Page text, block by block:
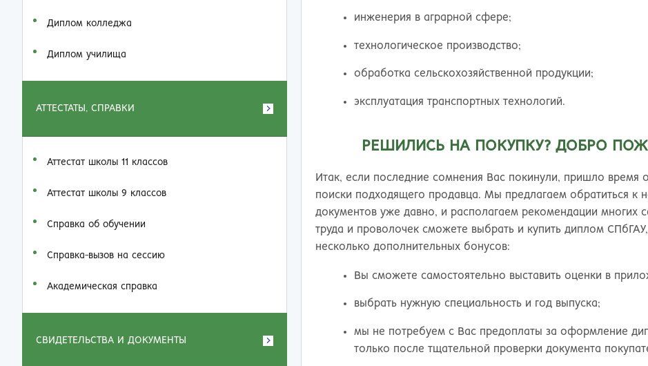
Диплом колледжа
Диплом училища
АТТЕСТАТЫ, СПРАВКИ
Аттестат школы 11 классов
Аттестат школы 9 классов
Справка об обучении
Справка-вызов на сессию
Академическая справка
СВИДЕТЕЛЬСТВА И ДОКУМЕНТЫ
инженерия в аграрной сфере;
технологическое производство;
обработка сельскохозяйственной продукции;
эксплуатация транспортных технологий.
РЕШИЛИСЬ НА ПОКУПКУ? ДОБРО
Итак, если последние сомнения Вас покинули, пришло время
поиски подходящего продавца. Мы предлагаем обратиться к
документов уже давно, и располагаем рекомендации многих
труда и проволочек сможете выбрать и купить диплом
несколько дополнительных бонусов:
Вы сможете самостоятельно выставить оценки в
выбрать нужную специальность и год выпуска;
мы не потребуем с Вас предоплаты за оформление
только после тщательной проверки документа